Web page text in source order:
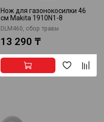
Нож для газонокосилки 46
см Makita 1910N1-8
DLM460, сбор травы
13 290 ₸